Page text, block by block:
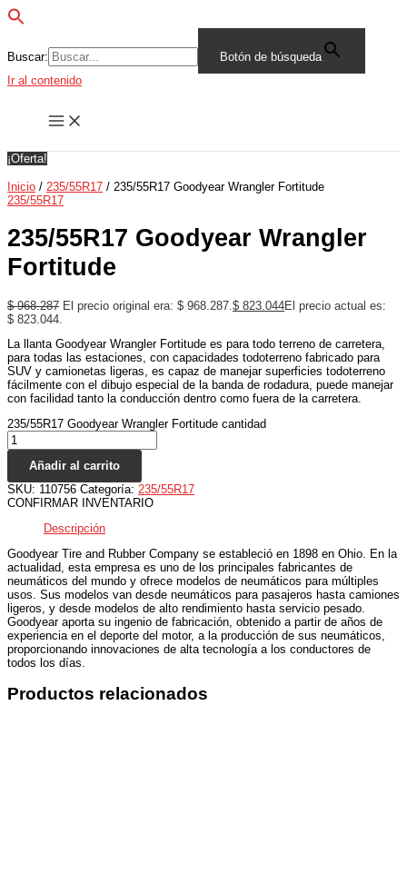
Buscar:
Botón de búsqueda
Ir al contenido
¡Oferta!
Inicio / 235/55R17 / 235/55R17 Goodyear Wrangler Fortitude
235/55R17
235/55R17 Goodyear Wrangler
Fortitude
$968.287 El precio original era: $ 968.287. $ 823.044El precio actual es:
$ 823.044.
La llanta Goodyear Wrangler Fortitude es para todo terreno de carretera,
para todas las estaciones, con capacidades todoterreno fabricado para
SUV y camionetas ligeras, es capaz de manejar superficies todoterreno
fácilmente con el dibujo especial de la banda de rodadura, puede manejar
con facilidad tanto la conducción dentro como fuera de la carretera.
235/55R17 Goodyear Wrangler Fortitude cantidad
Añadir al carrito
SKU: 110756 Categoría: 235/55R17
CONFIRMAR INVENTARIO
Descripción
Goodyear Tire and Rubber Company se estableció en 1898 en Ohio. En la
actualidad, esta empresa es uno de los principales fabricantes de
neumáticos del mundo y ofrece modelos de neumáticos para múltiples
usos. Sus modelos van desde neumáticos para pasajeros hasta camiones
ligeros, y desde modelos de alto rendimiento hasta servicio pesado.
Goodyear aporta su ingenio de fabricación, obtenido a partir de años de
experiencia en el deporte del motor, a la producción de sus neumáticos,
proporcionando innovaciones de alta tecnología a los conductores de
todos los días.
Productos relacionados